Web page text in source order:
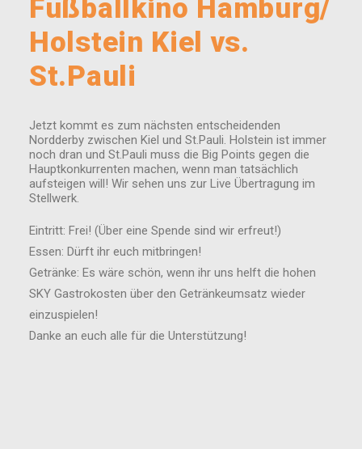
Fußballkino Hamburg/
Holstein Kiel vs.
St.Pauli
Jetzt kommt es zum nächsten entscheidenden
Nordderby zwischen Kiel und St.Pauli. Holstein ist immer
noch dran und St.Pauli muss die Big Points gegen die
Hauptkonkurrenten machen, wenn man tatsächlich
aufsteigen will! Wir sehen uns zur Live Übertragung im
Stellwerk.
Eintritt: Frei! (Über eine Spende sind wir erfreut!)
Essen: Dürft ihr euch mitbringen!
Getränke: Es wäre schön, wenn ihr uns helft die hohen
SKY Gastrokosten über den Getränkeumsatz wieder
einzuspielen!
Danke an euch alle für die Unterstützung!